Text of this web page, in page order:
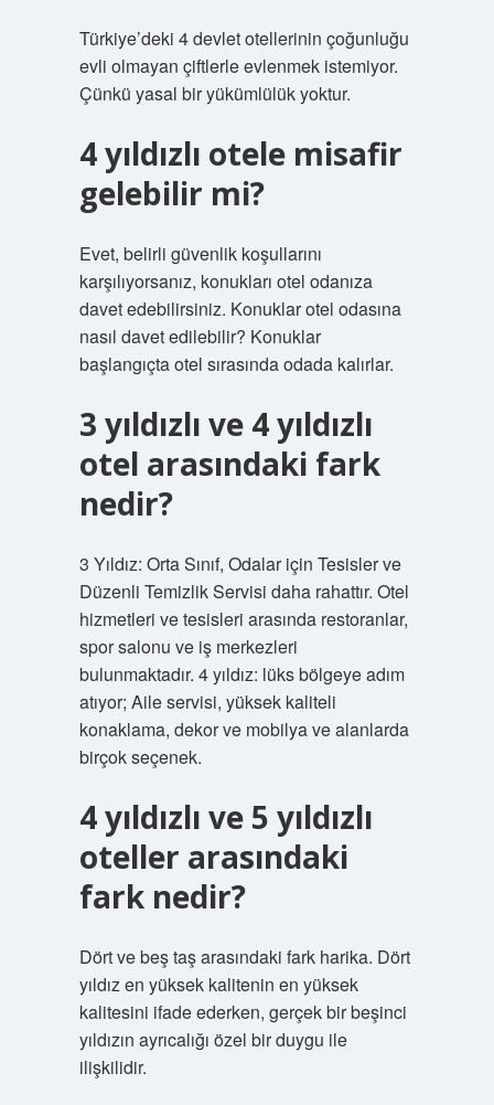
Türkiye’deki 4 devlet otellerinin çoğunluğu
evli olmayan çiftlerle evlenmek istemiyor.
Çünkü yasal bir yükümlülük yoktur.
4 yıldızlı otele misafir
gelebilir mi?
Evet, belirli güvenlik koşullarını
karşılıyorsanız, konukları otel odanıza
davet edebilirsiniz. Konuklar otel odasına
nasıl davet edilebilir? Konuklar
başlangıçta otel sırasında odada kalırlar.
3 yıldızlı ve 4 yıldızlı
otel arasındaki fark
nedir?
3 Yıldız: Orta Sınıf, Odalar için Tesisler ve
Düzenli Temizlik Servisi daha rahattır. Otel
hizmetleri ve tesisleri arasında restoranlar,
spor salonu ve iş merkezleri
bulunmaktadır. 4 yıldız: lüks bölgeye adım
atıyor; Aile servisi, yüksek kaliteli
konaklama, dekor ve mobilya ve alanlarda
birçok seçenek.
4 yıldızlı ve 5 yıldızlı
oteller arasındaki
fark nedir?
Dört ve beş taş arasındaki fark harika. Dört
yıldız en yüksek kalitenin en yüksek
kalitesini ifade ederken, gerçek bir beşinci
yıldızın ayrıcalığı özel bir duygu ile
ilişkilidir.